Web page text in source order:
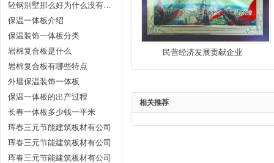
轻钢别墅那么好为什么没有被遍及？
保温一体板介绍
保温装饰一体板分类
岩棉复合板是什么
岩棉复合板有哪些特点
外墙保温装饰一体板
保温一体板的出产过程
长春一体板多少钱一平米
珲春三元节能建筑板材有公司
珲春三元节能建筑板材有公司
珲春三元节能建筑板材有公司
民营经济发展贡献企业
相关推荐